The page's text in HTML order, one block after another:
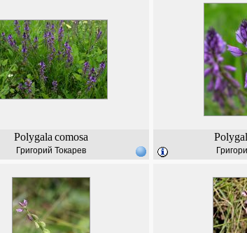
Polygala comosa
Григорий Токарев